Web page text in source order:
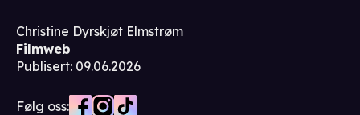
Christine Dyrskjøt Elmstrøm
Filmweb
Publisert: 09.06.2026
Følg oss: